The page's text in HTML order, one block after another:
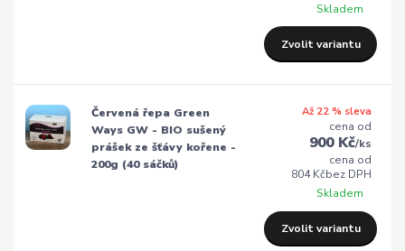
Skladem
Zvolit variantu
Červená řepa Green
Ways GW - BIO sušený
prášek ze šťávy kořene -
200g (40 sáčků)
Až 22 % sleva
cena od
900 Kč/ks
cena od
804 Kčbez DPH
Skladem
Zvolit variantu